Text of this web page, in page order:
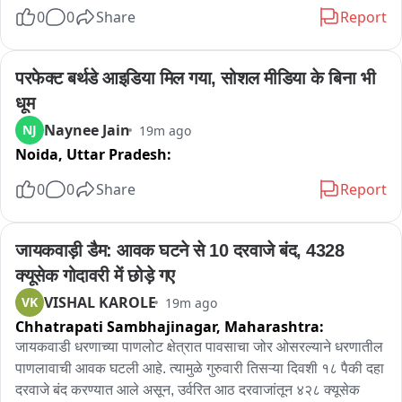
0 0 Share Report
परफेक्ट बर्थडे आइडिया मिल गया, सोशल मीडिया के बिना भी
धूम
NJ Naynee Jain 19m ago
Noida, Uttar Pradesh:
0
0 Share Report
जायकवाड़ी डैम: आवक घटने से 10 दरवाजे बंद, 4328
क्यूसेक गोदावरी में छोड़े गए
VK VISHAL KAROLE 19m ago
Chhatrapati Sambhajinagar, Maharashtra:
जायकवाडी धरणाच्या पाणलोट क्षेत्रात पावसाचा जोर ओसरल्याने धरणातील
पाणलावाची आवक घटली आहे. त्यामुळे गुरुवारी तिसऱ्या दिवशी १८ पैकी दहा
दरवाजे बंद करण्यात आले असून, उर्वरित आठ दरवाजांतून ४२८ क्यूसेक